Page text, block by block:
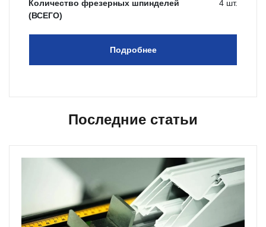
Количество фрезерных шпинделей
(ВСЕГО)
4 шт.
Подробнее
Последние статьи